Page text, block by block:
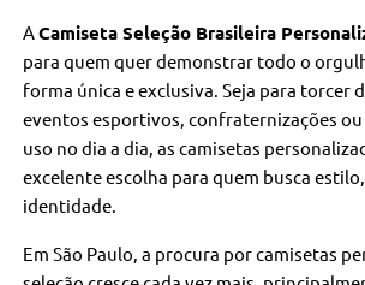
ACamiseta Seleção Brasileira
para quem quer demonstrar todo o
forma única e exclusiva. Seja para torcer
eventos esportivos, confraternizações ou
uso no dia a dia, as camisetas
excelente escolha para quem busca
identidade.
Em São Paulo, a procura por camisetas